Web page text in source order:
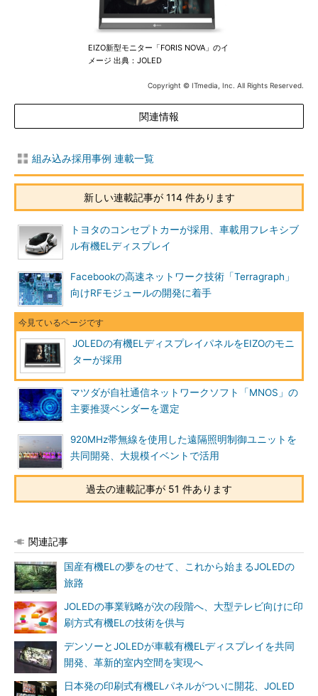
EIZO新型モニター「FORIS NOVA」のイ
メージ 出典：JOLED
Copyright © ITmedia, Inc. All Rights Reserved.
関連情報
組み込み採用事例 連載一覧
新しい連載記事が 114 件あります
トヨタのコンセプトカーが採用、車載用フレキシブ
ル有機ELディスプレイ
Facebookの高速ネットワーク技術「Terragraph」
向けRFモジュールの開発に着手
JOLEDの有機ELディスプレイパネルをEIZOのモニ
ターが採用
マツダが自社通信ネットワークソフト「MNOS」の
主要推奨ベンダーを選定
920MHz帯無線を使用した遠隔照明制御ユニットを
共同開発、大規模イベントで活用
過去の連載記事が 51 件あります
関連記事
国産有機ELの夢をのせて、これから始まるJOLEDの
旅路
JOLEDの事業戦略が次の段階へ、大型テレビ向けに印
刷方式有機ELの技術を供与
デンソーとJOLEDが車載有機ELディスプレイを共同
開発、革新的室内空間を実現へ
日本発の印刷式有機ELパネルがついに開花、JOLED